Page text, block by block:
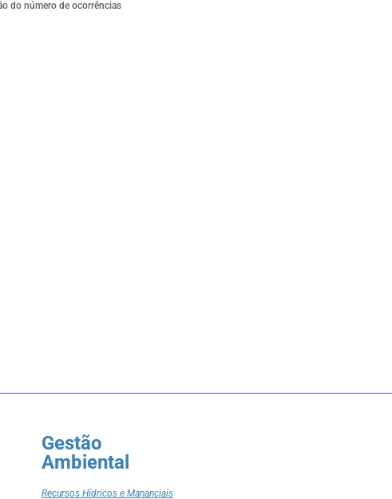
do número de ocorrências
Gestão
Ambiental
Recursos Hídricos e Mananciais